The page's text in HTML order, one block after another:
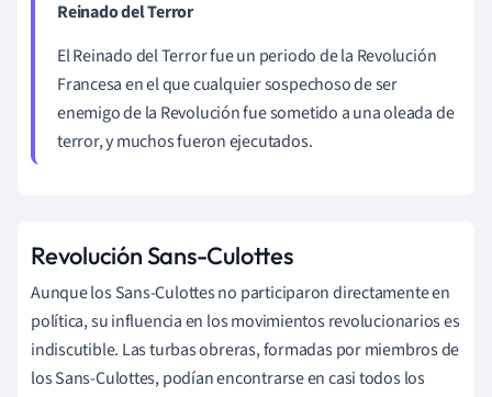
Reinado del Terror
El Reinado del Terror fue un periodo de la Revolución
Francesa en el que cualquier sospechoso de ser
enemigo de la Revolución fue sometido a una oleada de
terror, y muchos fueron ejecutados.
Revolución Sans-Culottes
Aunque los Sans-Culottes no participaron directamente en
política, su influencia en los movimientos revolucionarios es
indiscutible. Las turbas obreras, formadas por miembros de
los Sans-Culottes, podían encontrarse en casi todos los